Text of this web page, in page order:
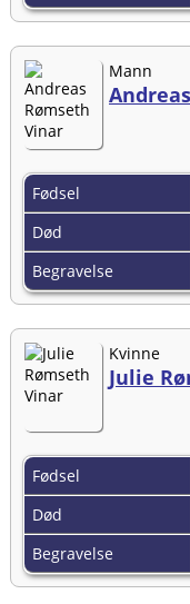
Mann
Fødsel
Død
Begravelse
Kvinne
Julie
Fødsel
Død
Begravelse